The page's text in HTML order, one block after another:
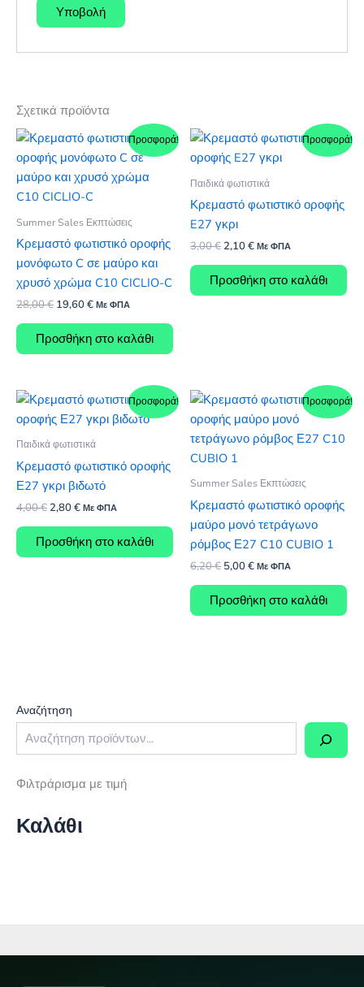
Σχετικά προϊόντα
Προσφορά!
Summer Sales Εκπτώσεις
Κρεμαστό φωτιστικό οροφής
μονόφωτο C σε μαύρο και
χρυσό χρώμα C10 CICLIO-C
28,00€ Original
was:
28,00 €.
19,60€Η
είναι:
19,60 €.
Με ΦΠΑ
Προσθήκη στο καλάθι
Προσφορά!
Παιδικά φωτιστικά
Κρεμαστό φωτιστικό οροφής
E27 γκρι
3,00€ Original
was:
3,00 €.
2,10€Η
είναι:
2,10 €.
Με ΦΠΑ
Προσθήκη στο καλάθι
Προσφορά!
Παιδικά φωτιστικά
Κρεμαστό φωτιστικό οροφής
Ε27 γκρι βιδωτό
4,00€ Original
was:
4,00 €.
2,80€Η
είναι:
2,80 €.
Με ΦΠΑ
Προσθήκη στο καλάθι
Προσφορά!
Summer Sales Εκπτώσεις
Κρεμαστό φωτιστικό οροφής
μαύρο μονό τετράγωνο
ρόμβος Ε27 C10 CUBIO 1
6,20€ Original
was:
6,20 €.
5,00€Η
είναι:
5,00 €.
Με ΦΠΑ
Προσθήκη στο καλάθι
Αναζήτηση
Φιλτράρισμα με τιμή
Καλάθι